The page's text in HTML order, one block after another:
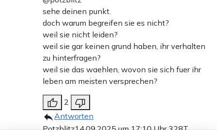
sehe deinen punkt.
doch warum begreifen sie es nicht?
weil sie nicht leiden?
weil sie gar keinen grund haben, ihr verhalten
zu hinterfragen?
weil sie das waehlen, wovon sie sich fuer ihr
leben am meisten versprechen?
2
Antworten